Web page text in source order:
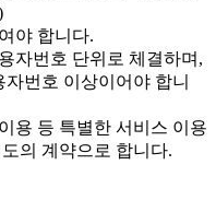
야 합니다.
자번호 단위로 체결하며,
번호 이상이어야 합니
용 등 특별한 서비스 이용
의 계약으로 합니다.